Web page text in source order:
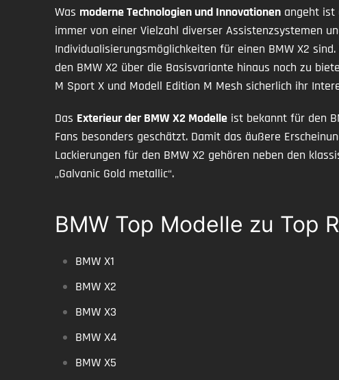
Was moderne Technologien und Innovationen angeht ist
immer von einer Vielzahl diverser Assistenzsystemen
Individualisierungsmöglichkeiten für einen BMW X2
den BMW X2 über die Basisvariante hinaus noch zu
M Sport X und Modell Edition M Mesh sicherlich ihr
Das Exterieur der BMW X2 Modelle ist bekannt für den
Fans besonders geschätzt. Damit das äußere
Lackierungen für den BMW X2 gehören neben den
„Galvanic Gold metallic“.
BMW Top Modelle zu Top
BMW X1
BMW X2
BMW X3
BMW X4
BMW X5